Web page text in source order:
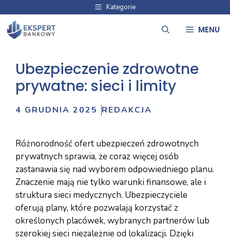
treści
Kategorie
MENU
Ubezpieczenie zdrowotne
prywatne: sieci i limity
4 GRUDNIA 2025 REDAKCJA
Różnorodność ofert ubezpieczeń zdrowotnych
prywatnych sprawia, że coraz więcej osób
zastanawia się nad wyborem odpowiedniego planu.
Znaczenie mają nie tylko warunki finansowe, ale i
struktura sieci medycznych. Ubezpieczyciele
oferują plany, które pozwalają korzystać z
określonych placówek, wybranych partnerów lub
szerokiej sieci niezależnie od lokalizacji. Dzięki